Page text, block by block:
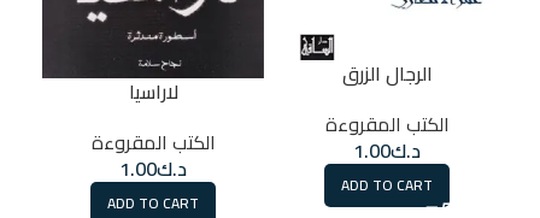
الرجال الزرق
الكتب المقروءة
د.ك1.00
ADD TO CART
لاراسيا
الكتب المقروءة
د.ك1.00
ADD TO CART